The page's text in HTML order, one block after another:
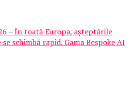
– În toată Europa, așteptările
schimbă rapid. Gama Bespoke AI